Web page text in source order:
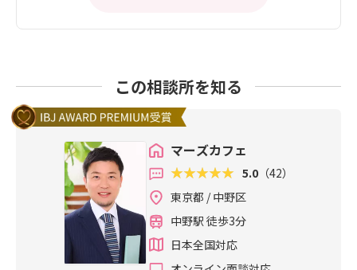
この相談所を知る
マーズカフェ
5.0 （42）
東京都 / 中野区
中野駅 徒歩3分
日本全国対応